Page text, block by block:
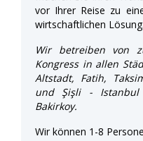
vor Ihrer Reise zu
wirtschaftlichen Lösung.
Wir betreiben von
Kongress in allen
Altstadt, Fatih,
und Şişli - Istanbul
Bakirkoy.
Wir können 1-8